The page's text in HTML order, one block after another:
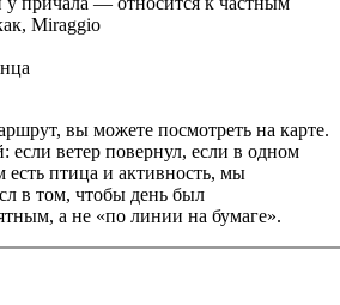
Miraggio
вы можете посмотреть на карте.
ветер повернул, если в одном
есть птица и активность, мы
в том, чтобы день был
а не «по линии на бумаге».